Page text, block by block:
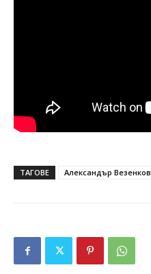
ТАГОВЕ Александър Везенков